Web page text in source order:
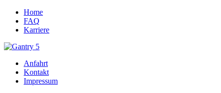
Home
FAQ
Karriere
Anfahrt
Kontakt
Impressum